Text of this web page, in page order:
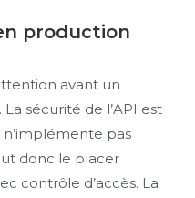
production
avant un
sécurité de l’API est
pas
donc le placer
contrôle d’accès. La